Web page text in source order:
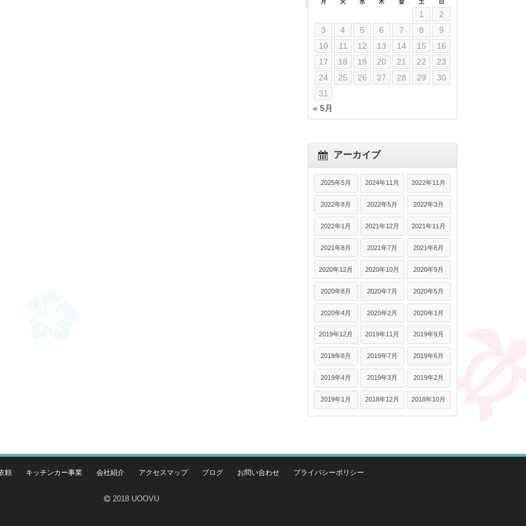
月 火 水 木 金 土 日
1
2
3
4 5 6 7 8
9
10
11 12 13 14 15
16
17
18 19 20 21 22
23
24
25 26 27 28 29
30
31
« 5月
アーカイブ
2025年5月 2024年11月 2022年11月
2022年8月 2022年5月 2022年3月
2022年1月 2021年12月 2021年11月
2021年8月 2021年7月 2021年6月
2020年12月 2020年10月 2020年9月
2020年8月 2020年7月 2020年5月
2020年4月 2020年2月 2020年1月
2019年12月 2019年11月 2019年9月
2019年8月 2019年7月 2019年6月
2019年4月 2019年3月 2019年2月
2019年1月 2018年12月 2018年10月
頼 キッチンカー事業 会社紹介 アクセスマップ ブログ お問い合わせ プライバシーポリシー
2018 UOOVU